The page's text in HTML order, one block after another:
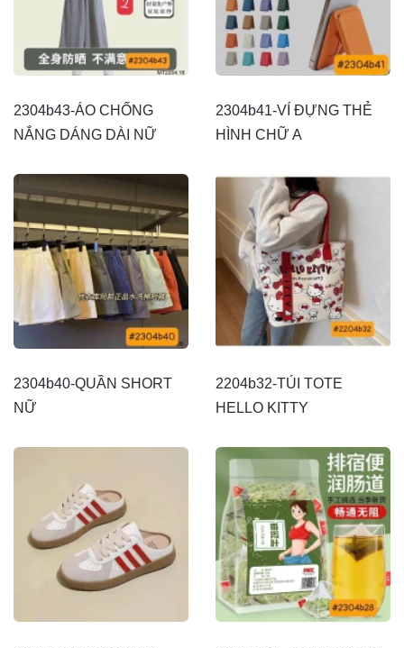
2304b43-ÁO CHỐNG
NẮNG DÁNG DÀI NỮ
2304b41-VÍ ĐỰNG THẺ
HÌNH CHỮ A
2304b40-QUẦN SHORT
NỮ
2204b32-TÚI TOTE
HELLO KITTY